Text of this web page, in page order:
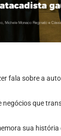
fala sobre a
negócios que
sua história